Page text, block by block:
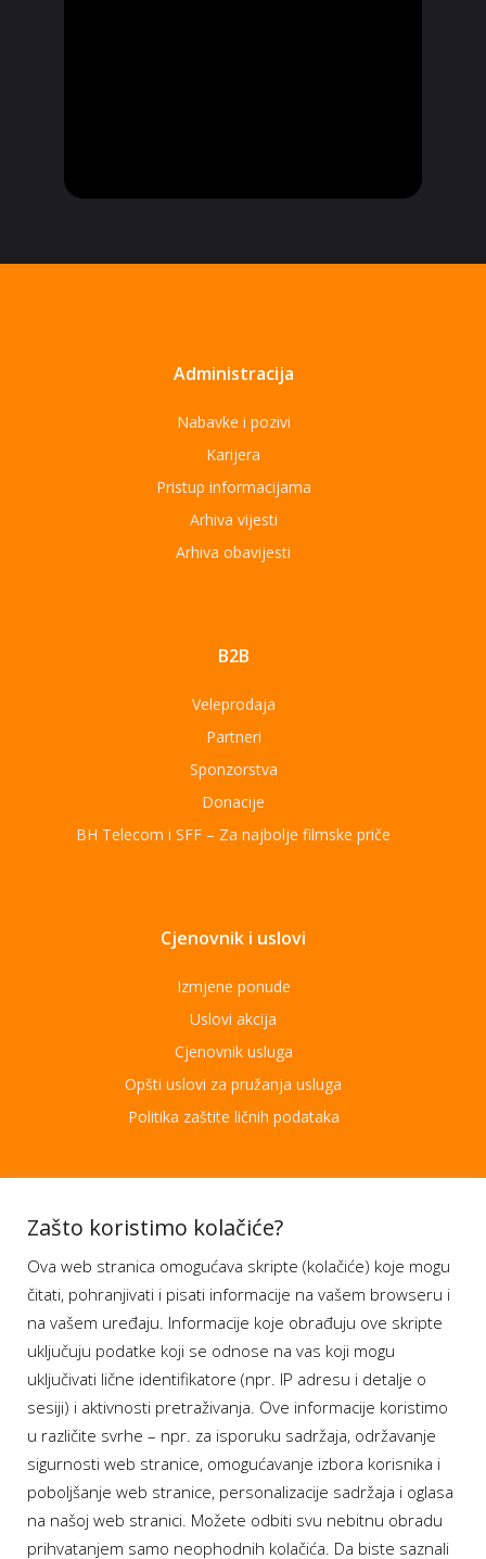
Administracija
Nabavke i pozivi
Karijera
Pristup informacijama
Arhiva vijesti
Arhiva obavijesti
B2B
Veleprodaja
Partneri
Sponzorstva
Donacije
BH Telecom i SFF – Za najbolje filmske priče
Cjenovnik i uslovi
Izmjene ponude
Uslovi akcija
Cjenovnik usluga
Opšti uslovi za pružanja usluga
Politika zaštite ličnih podataka
Aplikacije
Moj BH Telecom
Dostupnost usluga
Moja webTV
Aukcije BH Telecom
Program lojalnosti
Bonus plus
Prijava za newsletter
Zašto koristimo kolačiće?
Ova web stranica omogućava skripte (kolačiće) koje mogu
čitati, pohranjivati i pisati informacije na vašem browseru i
na vašem uređaju. Informacije koje obrađuju ove skripte
uključuju podatke koji se odnose na vas koji mogu
uključivati lične identifikatore (npr. IP adresu i detalje o
sesiji) i aktivnosti pretraživanja. Ove informacije koristimo
u različite svrhe – npr. za isporuku sadržaja, održavanje
sigurnosti web stranice, omogućavanje izbora korisnika i
poboljšanje web stranice, personalizacije sadržaja i oglasa
na našoj web stranici. Možete odbiti svu nebitnu obradu
prihvatanjem samo neophodnih kolačića. Da biste saznali